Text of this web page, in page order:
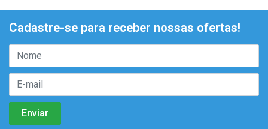
Cadastre-se para receber nossas ofertas!